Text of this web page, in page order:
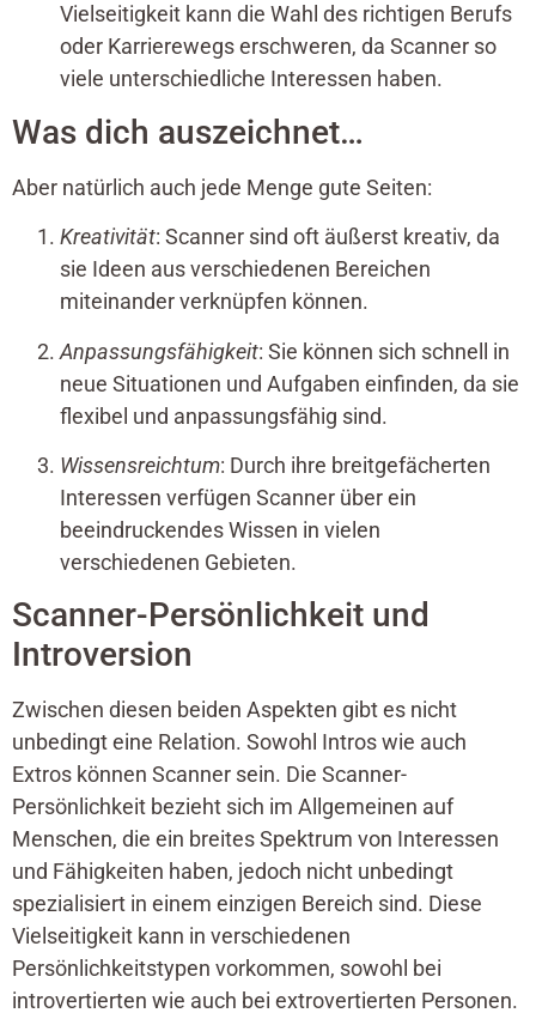
Vielseitigkeit kann die Wahl des richtigen Berufs
oder Karrierewegs erschweren, da Scanner so
viele unterschiedliche Interessen haben.
Was dich auszeichnet…
Aber natürlich auch jede Menge gute Seiten:
Kreativität: Scanner sind oft äußerst kreativ, da
sie Ideen aus verschiedenen Bereichen
miteinander verknüpfen können.
Anpassungsfähigkeit: Sie können sich schnell in
neue Situationen und Aufgaben einfinden, da sie
flexibel und anpassungsfähig sind.
Wissensreichtum: Durch ihre breitgefächerten
Interessen verfügen Scanner über ein
beeindruckendes Wissen in vielen
verschiedenen Gebieten.
Scanner-Persönlichkeit und
Introversion
Zwischen diesen beiden Aspekten gibt es nicht
unbedingt eine Relation. Sowohl Intros wie auch
Extros können Scanner sein. Die Scanner-
Persönlichkeit bezieht sich im Allgemeinen auf
Menschen, die ein breites Spektrum von Interessen
und Fähigkeiten haben, jedoch nicht unbedingt
spezialisiert in einem einzigen Bereich sind. Diese
Vielseitigkeit kann in verschiedenen
Persönlichkeitstypen vorkommen, sowohl bei
introvertierten wie auch bei extrovertierten Personen.